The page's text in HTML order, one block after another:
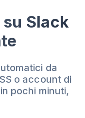
Slack
da
o account di
pochi minuti,